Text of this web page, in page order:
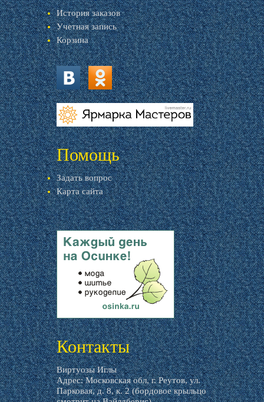
История заказов
Учетная запись
Корзина
vk.com ok.ru
livemaster.ru
Помощь
Задать вопрос
Карта сайта
livemaster.ru
Контакты
Виртуозы Иглы
Адрес: Московская обл, г. Реутов, ул.
Парковая, д. 8, к. 2 (бордовое крыльцо